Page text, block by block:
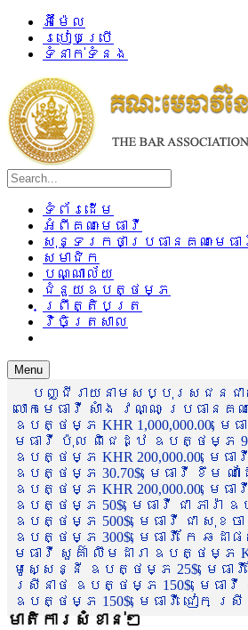
អ៊ីម៉ែល
របៀបប្រើ
ទំនាក់ទំនង
ទំព័រដើម
អំពីគណៈមេធាវី
សុន្ទរកថាប្រធានគណៈមេធា
សមាជិក
បណ្ណាល័យ
ជំនួយឧបត្ថម្ភ
ព្រឹត្តិបត្រ
វិចិត្រសាល
Menu
បញ្ជីរាយនាមសប្បុរសជនជាស
លោកមេធាវី សាំង វណ្ណៈ ប្រធាន
ឧបត្ថម្ភ KHR
មេធាវី ប៉ុល ពិជេដ្ឋ ឧបត្ថម្ភ
ឧបត្ថម្ភ KHR 200,000.00, មេធ
ឧបត្ថម្ភ 30.70$, មេធាវី ខឹម ណ
ឧបត្ថម្ភ KHR 200,000.00, ម
ឧបត្ថម្ភ 50$, មេធាវី ជា ភារ៉
ឧបត្ថម្ភ 500$, មេធាវី ជា សុខ
ឧបត្ថម្ភ 300$, មេធាវី កែ ឆដ
មេធាវី សួគ៌ា លឹមដារា ឧបត្ថម្ភ
មូសេ្សន្នី ឧបត្ថម្ភ 25$, មេធា
ស្រីនាថ ឧបត្ថម្ភ 150$, មេធាវី
ឧបត្ថម្ភ 150$, មេធាវី ជៀក ស្
មាតិការសំខាន់ៗ